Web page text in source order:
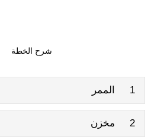
شرح الخطة
1 الممر
2 مخزن